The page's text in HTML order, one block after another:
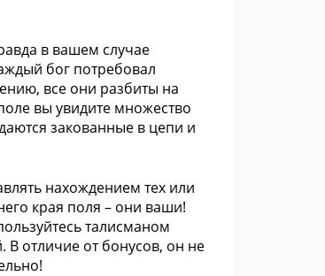
в вашем случае
бог потребовал
все они разбиты на
вы увидите множество
закованные в цепи и
нахождением тех или
края поля – они ваши!
талисманом
В отличие от бонусов, он не